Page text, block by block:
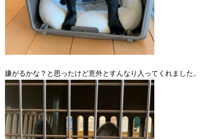
嫌がるかな？と思ったけど意外とすんなり入ってくれました。